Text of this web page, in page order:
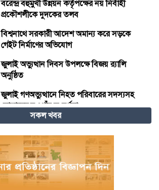
বরেন্দ্র বহুমুখী উন্নয়ন কর্তৃপক্ষের নয় নির্বাহী
প্রকৌশলীকে দুদকের তলব
বিশ্বনাথে সরকারী আদেশ অমান্য করে সড়কে
গেইট নির্মাণের অভিযোগ
জুলাই অভ্যুত্থান দিবস উপলক্ষে বিজয় র‍্যালি
অনুষ্ঠিত
জুলাই গণঅভ্যুত্থানে নিহত পরিবারের সদস্যসহ
যোদ্ধাদের নওগাঁয় সংবর্ধনা
দাবদাহের বিশ্বে শীতল গন্তব্য হিসেবে চীনের
উত্থান
জুলাই আন্দোলনে আহতদের চিকিৎসা দেওয়া
চিকিৎসক ডা. শামীম গ্রেপ্তার
সকল খবর